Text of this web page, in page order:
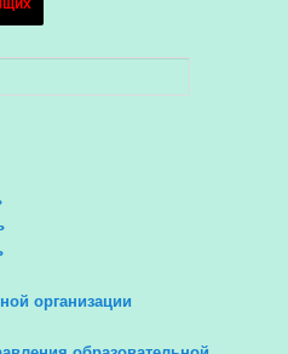
организации